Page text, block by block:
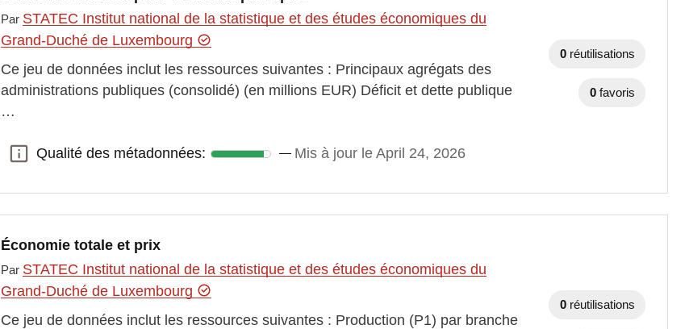
Par STATEC Institut national de la statistique et des études économiques du
Grand-Duché de Luxembourg
Ce jeu de données inclut les ressources suivantes : Principaux agrégats des
administrations publiques (consolidé) (en millions EUR) Déficit et dette publique
…
Qualité des métadonnées:
Qualité des métadonnées: Mis à jour le April 24, 2026
0 réutilisations
0 favoris
Économie totale et prix
Par STATEC Institut national de la statistique et des études économiques du
Grand-Duché de Luxembourg
Ce jeu de données inclut les ressources suivantes : Production (P1) par branche
0 réutilisations